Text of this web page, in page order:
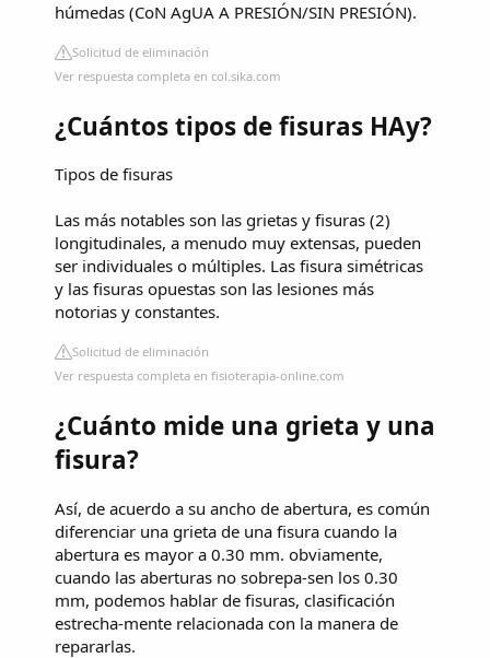
húmedas (CoN AgUA A PRESIÓN/SIN PRESIÓN).
Solicitud de eliminación
Ver respuesta completa en col.sika.com
¿Cuántos tipos de fisuras HAy?
Tipos de fisuras
Las más notables son las grietas y fisuras (2)
longitudinales, a menudo muy extensas, pueden
ser individuales o múltiples. Las fisura simétricas
y las fisuras opuestas son las lesiones más
notorias y constantes.
Solicitud de eliminación
Ver respuesta completa en fisioterapia-online.com
¿Cuánto mide una grieta y una
fisura?
Así, de acuerdo a su ancho de abertura, es común
diferenciar una grieta de una fisura cuando la
abertura es mayor a 0.30 mm. obviamente,
cuando las aberturas no sobrepa-sen los 0.30
mm, podemos hablar de fisuras, clasificación
estrecha-mente relacionada con la manera de
repararlas.